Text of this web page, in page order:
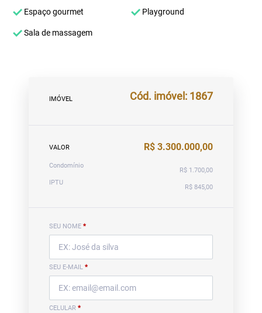
Espaço gourmet Playground
Sala de massagem
IMÓVEL Cód. imóvel: 1867
VALOR R$ 3.300.000,00
Condomínio
R$ 1.700,00
IPTU
R$ 845,00
SEU NOME *
SEU E-MAIL *
CELULAR *